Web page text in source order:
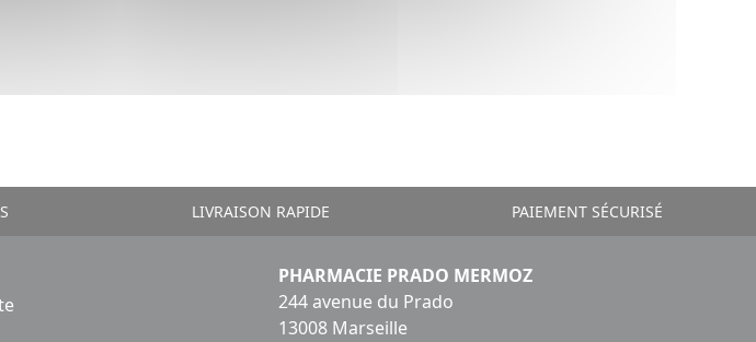
LIVRAISON RAPIDE PAIEMENT SÉCURISÉ
PHARMACIE PRADO MERMOZ
244 avenue du Prado
13008 Marseille